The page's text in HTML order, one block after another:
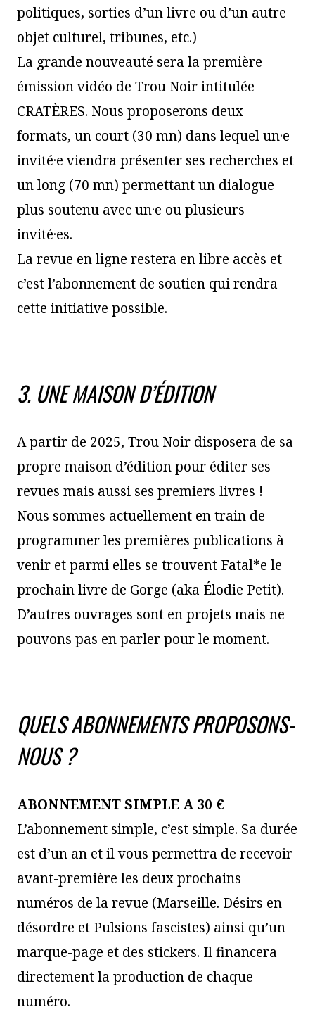
politiques, sorties d’un livre ou d’un autre
objet culturel, tribunes, etc.)
La grande nouveauté sera la première
émission vidéo de Trou Noir intitulée
CRATÈRES. Nous proposerons deux
formats, un court (30 mn) dans lequel un·e
invité·e viendra présenter ses recherches et
un long (70 mn) permettant un dialogue
plus soutenu avec un·e ou plusieurs
invité·es.
La revue en ligne restera en libre accès et
c’est l’abonnement de soutien qui rendra
cette initiative possible.
3. UNE MAISON D’ÉDITION
A partir de 2025, Trou Noir disposera de sa
propre maison d’édition pour éditer ses
revues mais aussi ses premiers livres !
Nous sommes actuellement en train de
programmer les premières publications à
venir et parmi elles se trouvent Fatal*e le
prochain livre de Gorge (aka Élodie Petit).
D’autres ouvrages sont en projets mais ne
pouvons pas en parler pour le moment.
QUELS ABONNEMENTS PROPOSONS-
NOUS ?
ABONNEMENT SIMPLE A 30 €
L’abonnement simple, c’est simple. Sa durée
est d’un an et il vous permettra de recevoir
avant-première les deux prochains
numéros de la revue (Marseille. Désirs en
désordre et Pulsions fascistes) ainsi qu’un
marque-page et des stickers. Il financera
directement la production de chaque
numéro.